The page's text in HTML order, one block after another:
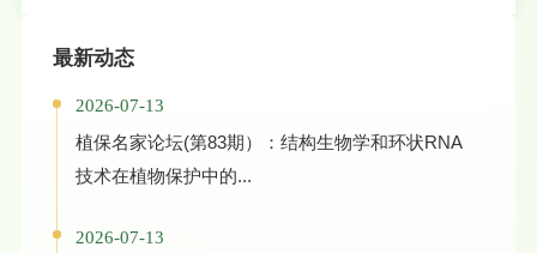
最新动态
2026-07-13
植保名家论坛(第83期）：结构生物学和环状RNA
技术在植物保护中的...
2026-07-13